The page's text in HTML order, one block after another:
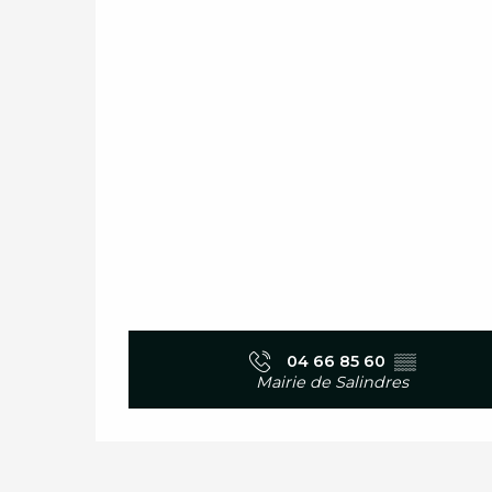
04 66 85 60 ▒▒
Mairie de Salindres